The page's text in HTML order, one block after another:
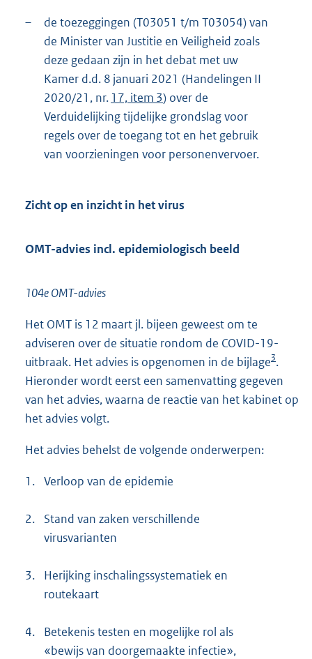
–
de toezeggingen (T03051 t/m T03054) van
de Minister van Justitie en Veiligheid zoals
deze gedaan zijn in het debat met uw
Kamer d.d. 8 januari 2021 (Handelingen II
2020/21, nr. 17, item 3) over de
Verduidelijking tijdelijke grondslag voor
regels over de toegang tot en het gebruik
van voorzieningen voor personenvervoer.
Zicht op en inzicht in het virus
OMT-advies incl. epidemiologisch beeld
104e OMT-advies
Het OMT is 12 maart jl. bijeen geweest om te
adviseren over de situatie rondom de COVID-19-
uitbraak. Het advies is opgenomen in de bijlage3.
Hieronder wordt eerst een samenvatting gegeven
van het advies, waarna de reactie van het kabinet op
het advies volgt.
Het advies behelst de volgende onderwerpen:
1. Verloop van de epidemie
2.
Stand van zaken verschillende
virusvarianten
3.
Herijking inschalingssystematiek en
routekaart
4.
Betekenis testen en mogelijke rol als
«bewijs van doorgemaakte infectie»,